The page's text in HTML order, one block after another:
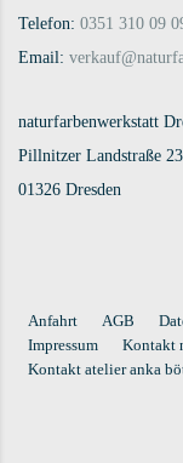
Telefon: 0351 310 09
Email:
naturfarbenwerkstatt
Pillnitzer Landstraße
01326 Dresden
Anfahrt AGB
Impressum
Kontakt
Kontakt atelier anka